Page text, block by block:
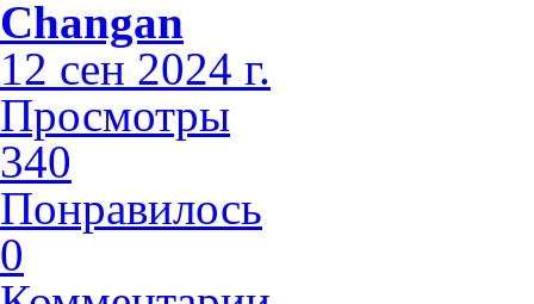
Changan
12 сен 2024 г.
Просмотры
340
Понравилось
0